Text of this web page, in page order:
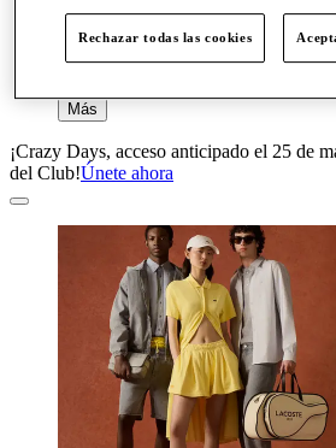
Servicios
Más
¡Crazy Days, acceso anticipado el 25 de
del Club!Únete ahora
Rechazar todas las cookies